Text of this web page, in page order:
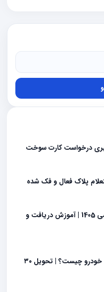
پلاک فعال و فک شده
ثبت نام سهمیه بنزین اسنپ و تپسی 1405 | آموزش دریافت و
فرق فروش فوری و فوق‌العاده ایران خودرو چیست؟ | تحویل ۳۰